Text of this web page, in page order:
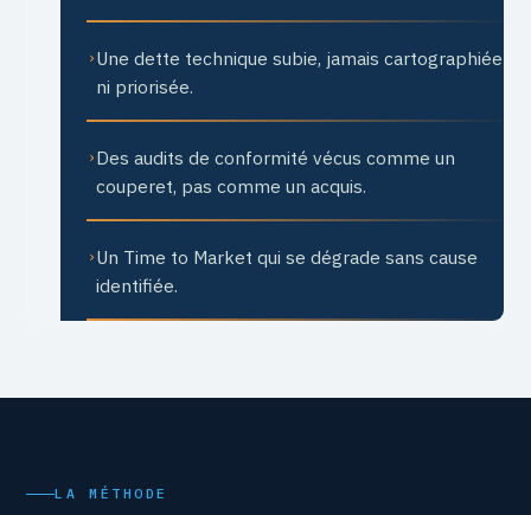
›Une dette technique subie, jamais cartographiée
ni priorisée.
›Des audits de conformité vécus comme un
couperet, pas comme un acquis.
›Un Time to Market qui se dégrade sans cause
identifiée.
LA MÉTHODE